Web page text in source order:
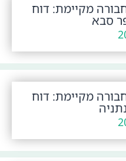
מקיימת: דוח
סבא
מקיימת: דוח